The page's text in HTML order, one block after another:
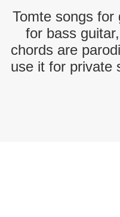
Tomte songs
for bass
chords are
use it for private